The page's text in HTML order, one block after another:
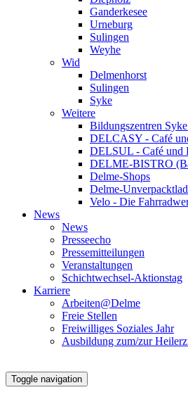
Ganderkesee
Urneburg
Sulingen
Weyhe
Wid
Delmenhorst
Sulingen
Syke
Weitere
Bildungszentren
DELCASY - Café
DELSUL - Café und
DELME-BISTRO
Delme-Shops
Delme-
Velo - Die
News
News
Presseecho
Pressemitteilungen
Veranstaltungen
Schichtwechsel-Aktionstag
Karriere
Arbeiten@Delme
Freie Stellen
Freiwilliges Soziales Jahr
Ausbildung zum/zur
Toggle navigation